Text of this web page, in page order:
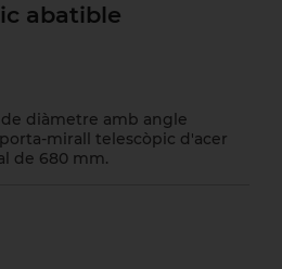
abatible
diàmetre amb angle
mirall telescòpic d'acer
de 680 mm.